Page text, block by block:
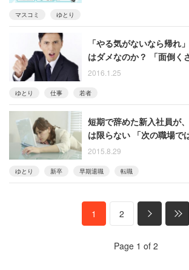
マスコミ ゆとり
「やる気がないなら帰れ
はダメなのか？ 「面倒く
からやる気がなくなる」の
2016.1.25
ゆとり 仕事 若者
短期で辞めた新入社員が
は限らない 「次の職場で
人も
2015.8.29
ゆとり 新卒 早期退職 転職
1 2
Page 1 of 2